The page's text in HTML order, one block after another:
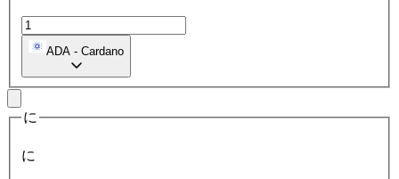
ADA - Cardano
に
に